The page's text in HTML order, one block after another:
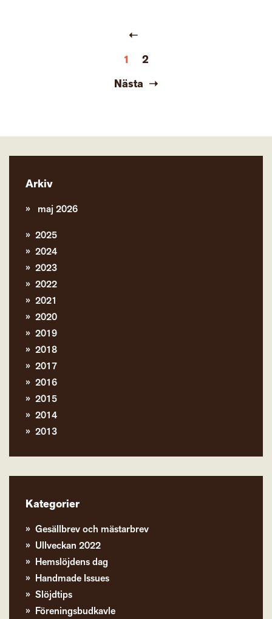
1
2
Nästa
Arkiv
maj 2026
2025
2024
2023
2022
2021
2020
2019
2018
2017
2016
2015
2014
2013
Kategorier
Gesällbrev och mästarbrev
Ullveckan 2022
Hemslöjdens dag
Handmade Issues
Slöjdtips
Föreningsbudkavle